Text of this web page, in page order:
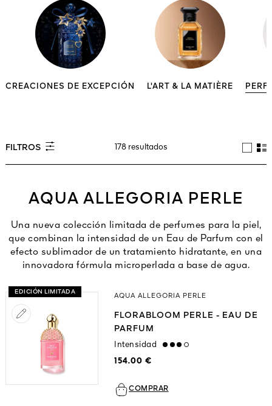
CREACIONES DE EXCEPCIÓN L'ART & LA MATIÈRE
FILTROS 178 resultados
AQUA ALLEGORIA PERLE
Una nueva colección limitada de perfumes para la piel,
que combinan la intensidad de un Eau de Parfum con el
efecto sublimador de un tratamiento hidratante, en una
innovadora fórmula microperlada a base de agua.
EDICIÓN LIMITADA
AQUA ALLEGORIA PERLE
FLORABLOOM PERLE - EAU DE
PARFUM
Intensidad
high
154.00 €
COMPRAR